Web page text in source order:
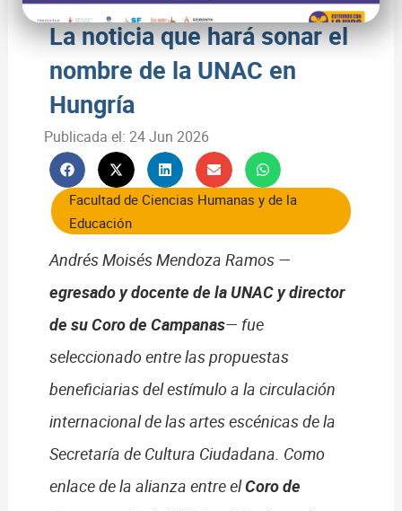
La noticia que hará sonar el
nombre de la UNAC en
Hungría
Publicada el: 24 Jun 2026
Facultad de Ciencias Humanas y de la
Educación
Andrés Moisés Mendoza Ramos —
egresado y docente de la UNAC y director
de su Coro de Campanas— fue
seleccionado entre las propuestas
beneficiarias del estímulo a la circulación
internacional de las artes escénicas de la
Secretaría de Cultura Ciudadana. Como
enlace de la alianza entre elCoro de